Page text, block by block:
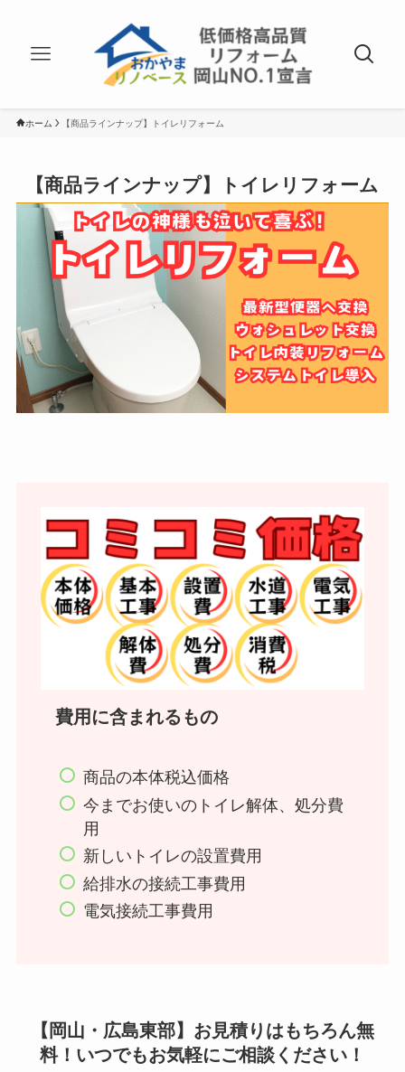
ホーム 【商品ラインナップ】トイレリフォーム
【商品ラインナップ】トイレリフォーム
費用に含まれるもの
商品の本体税込価格
今までお使いのトイレ解体、処分費
用
新しいトイレの設置費用
給排水の接続工事費用
電気接続工事費用
【岡山・広島東部】お見積りはもちろん無
料！いつでもお気軽にご相談ください！